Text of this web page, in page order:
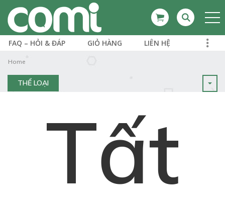
FAQ – HỎI & ĐÁP GIỎ HÀNG LIÊN HỆ
Home
THỂ LOẠI
Tất